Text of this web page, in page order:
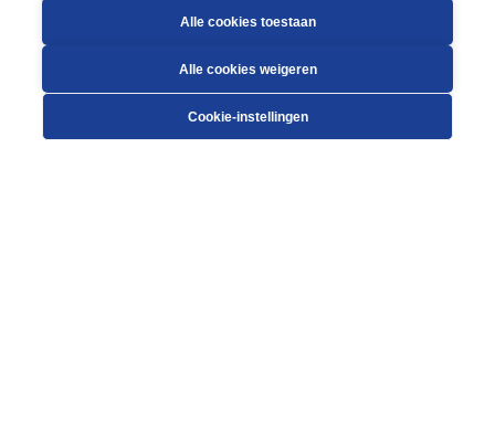
Alle cookies toestaan
Alle cookies weigeren
Cookie-instellingen